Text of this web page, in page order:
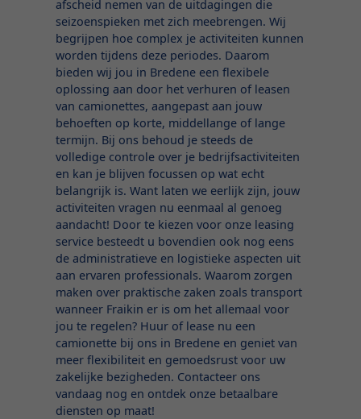
afscheid nemen van de uitdagingen die
seizoenspieken met zich meebrengen. Wij
begrijpen hoe complex je activiteiten kunnen
worden tijdens deze periodes. Daarom
bieden wij jou in Bredene een flexibele
oplossing aan door het verhuren of leasen
van camionettes, aangepast aan jouw
behoeften op korte, middellange of lange
termijn. Bij ons behoud je steeds de
volledige controle over je bedrijfsactiviteiten
en kan je blijven focussen op wat echt
belangrijk is. Want laten we eerlijk zijn, jouw
activiteiten vragen nu eenmaal al genoeg
aandacht! Door te kiezen voor onze leasing
service besteedt u bovendien ook nog eens
de administratieve en logistieke aspecten uit
aan ervaren professionals. Waarom zorgen
maken over praktische zaken zoals transport
wanneer Fraikin er is om het allemaal voor
jou te regelen? Huur of lease nu een
camionette bij ons in Bredene en geniet van
meer flexibiliteit en gemoedsrust voor uw
zakelijke bezigheden. Contacteer ons
vandaag nog en ontdek onze betaalbare
diensten op maat!